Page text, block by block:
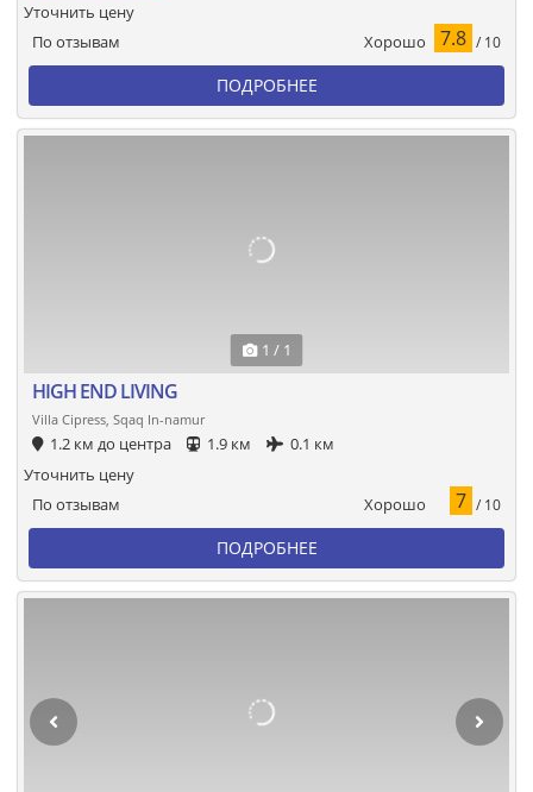
По отзывам Хорошо 7.8 / 10
Уточнить цену
ПОДРОБНЕЕ
1 / 1
HIGH END LIVING
Villa Cipress, Sqaq In-namur
1.2 км до центра 1.9 км 0.1 км
По отзывам Хорошо 7 / 10
Уточнить цену
ПОДРОБНЕЕ